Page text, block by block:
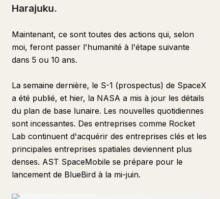
Harajuku.
Maintenant, ce sont toutes des actions qui, selon
moi, feront passer l'humanité à l'étape suivante
dans 5 ou 10 ans.
La semaine dernière, le S-1 (prospectus) de SpaceX
a été publié, et hier, la NASA a mis à jour les détails
du plan de base lunaire. Les nouvelles quotidiennes
sont incessantes. Des entreprises comme Rocket
Lab continuent d'acquérir des entreprises clés et les
principales entreprises spatiales deviennent plus
denses. AST SpaceMobile se prépare pour le
lancement de BlueBird à la mi-juin.